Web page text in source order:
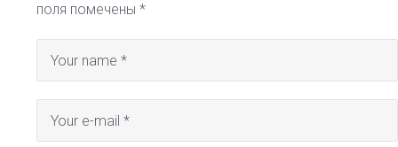
поля помечены*